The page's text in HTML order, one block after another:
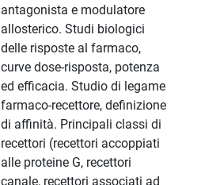
antagonista e modulatore
allosterico. Studi biologici
delle risposte al farmaco,
curve dose-risposta, potenza
ed efficacia. Studio di legame
farmaco-recettore, definizione
di affinità. Principali classi di
recettori (recettori accoppiati
alle proteine G, recettori
canale, recettori associati ad